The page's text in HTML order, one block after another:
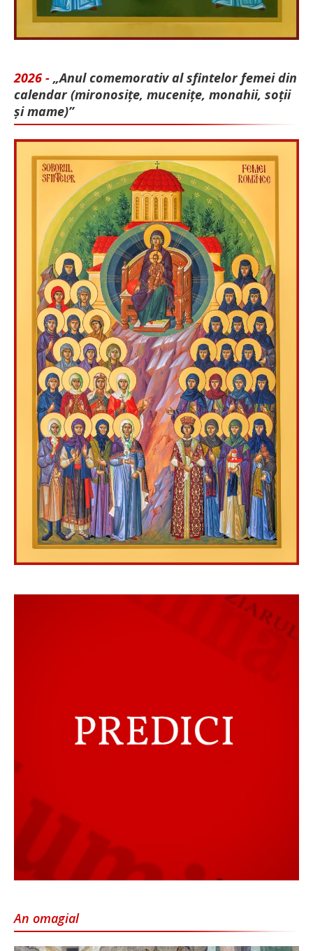
2026 - „Anul comemorativ al sfintelor femei din
calendar (mironosițe, mu­cenițe, monahii, soții
și mame)”
An omagial